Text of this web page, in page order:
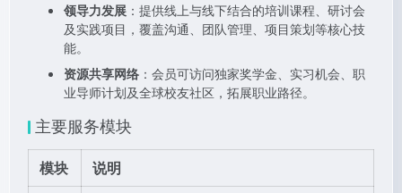
领导力发展 ：提供线上与线下结合的培训课程、研讨会
及实践项目，覆盖沟通、团队管理、项目策划等核心技
能。
资源共享网络 ：会员可访问独家奖学金、实习机会、职
业导师计划及全球校友社区，拓展职业路径。
主要服务模块
模块
说明